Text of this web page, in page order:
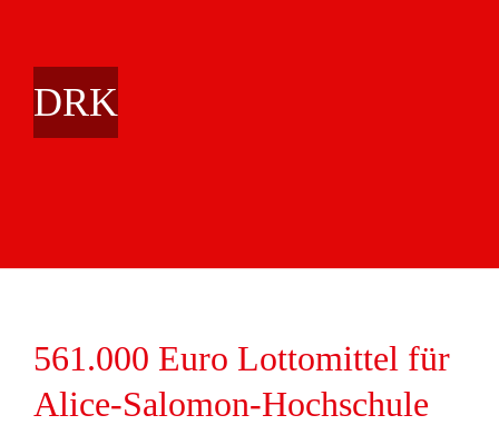
DRK
561.000 Euro Lottomittel für
Alice-Salomon-Hochschule